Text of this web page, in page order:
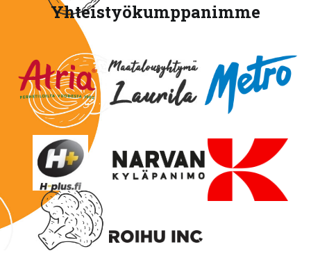
Yhteistyökumppanimme